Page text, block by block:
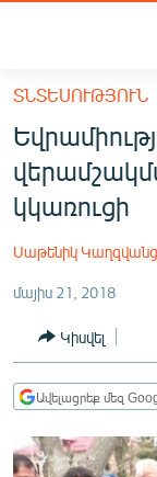
հիմնական
բովանդակությանը
Անցնել
հիմնական
մենյուին
ՀԱՅԱՍՏԱՆ
ՔԱՂԱՔԱԿԱՆ
ՏՆՏԵՍՈՒԹՅՈՒՆ
ՂԱՐԱԲԱՂ
ՏԱՐԱԾԱՇՐՋԱՆ
ՏՆՏԵՍՈՒԹՅՈՒՆ
կկառուցի
Սաթենիկ
մայիս 21, 2018
Կիսվել
Ավելացրեք մեզ